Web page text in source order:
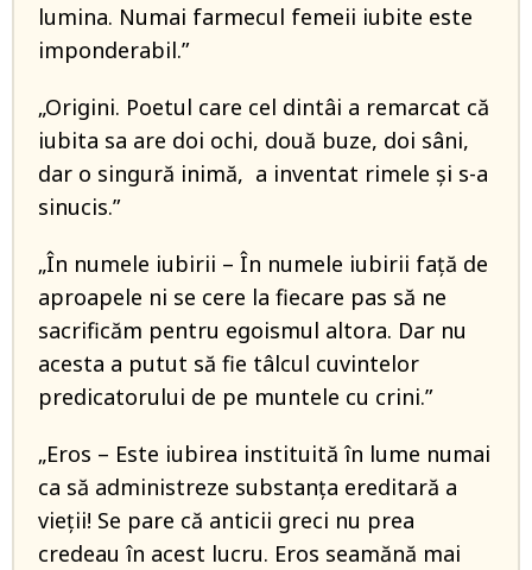
lumina. Numai farmecul femeii iubite este
imponderabil.”
„Origini. Poetul care cel dintâi a remarcat că
iubita sa are doi ochi, două buze, doi sâni,
dar o singură inimă, a inventat rimele şi s-a
sinucis.”
„În numele iubirii – În numele iubirii față de
aproapele ni se cere la fiecare pas să ne
sacrificăm pentru egoismul altora. Dar nu
acesta a putut să fie tâlcul cuvintelor
predicatorului de pe muntele cu crini.”
„Eros – Este iubirea instituită în lume numai
ca să administreze substanța ereditară a
vieții! Se pare că anticii greci nu prea
credeau în acest lucru. Eros seamănă mai